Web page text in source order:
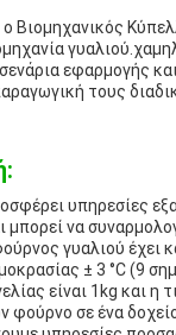
Βιομηχανικός
εφαρμογής
τους
υπηρεσίες
να
γυαλιού έχει
± 3 °C (9
είναι 1kg και η
φούρνο σε ένα